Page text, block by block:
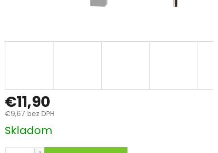
€11,90
€9,67 bez DPH
Jednotková
cena:
Skladom